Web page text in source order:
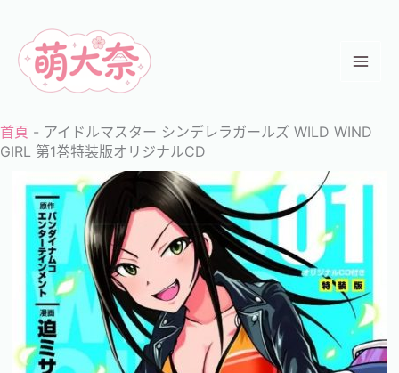
容
首頁 - アイドルマスター シンデレラガールズ WILD WIND
GIRL 第1巻特装版オリジナルCD